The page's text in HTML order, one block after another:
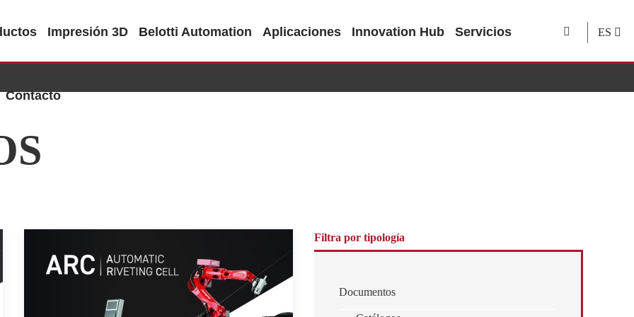
Impresión 3D Belotti Automation Aplicaciones Innovation Hub Servicios
Contacto
ES
Filtra por tipología
Documentos